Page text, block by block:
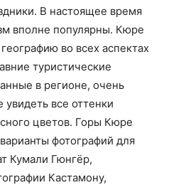
В настоящее время
вполне популярны. Кюре
во всех аспектах
туристические
в регионе, очень
все оттенки
цветов. Горы Кюре
фотографий для
Кумали Гюнгёр,
Кастамону,